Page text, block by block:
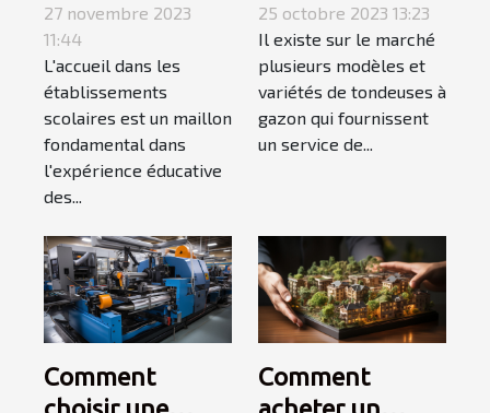
les
établissements
scolaires
27 novembre 2023
11:44
L'accueil dans les
établissements
scolaires est un maillon
fondamental dans
l'expérience éducative
des...
allons à sa
découverte
25 octobre 2023 13:23
Il existe sur le marché
plusieurs modèles et
variétés de tondeuses à
gazon qui fournissent
un service de...
Comment
Comment